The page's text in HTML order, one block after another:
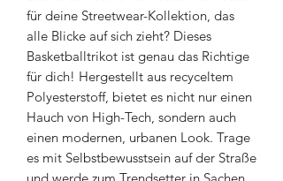
für deine Streetwear-Kollektion, das
alle Blicke auf sich zieht? Dieses
Basketballtrikot ist genau das Richtige
für dich! Hergestellt aus recyceltem
Polyesterstoff, bietet es nicht nur einen
Hauch von High-Tech, sondern auch
einen modernen, urbanen Look. Trage
es mit Selbstbewusstsein auf der Straße